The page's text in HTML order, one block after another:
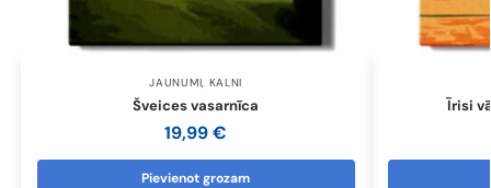
JAUNUMI, KALNI
Šveices vasarnīca
19,99€
Pievienot grozam
Īrisi